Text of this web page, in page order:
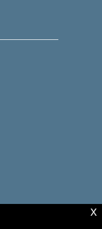
x